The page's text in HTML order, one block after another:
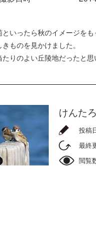
といったら秋のイメージを
きものを見かけました。
たりのよい丘陵地だったと
けんた
投稿
最終
閲覧